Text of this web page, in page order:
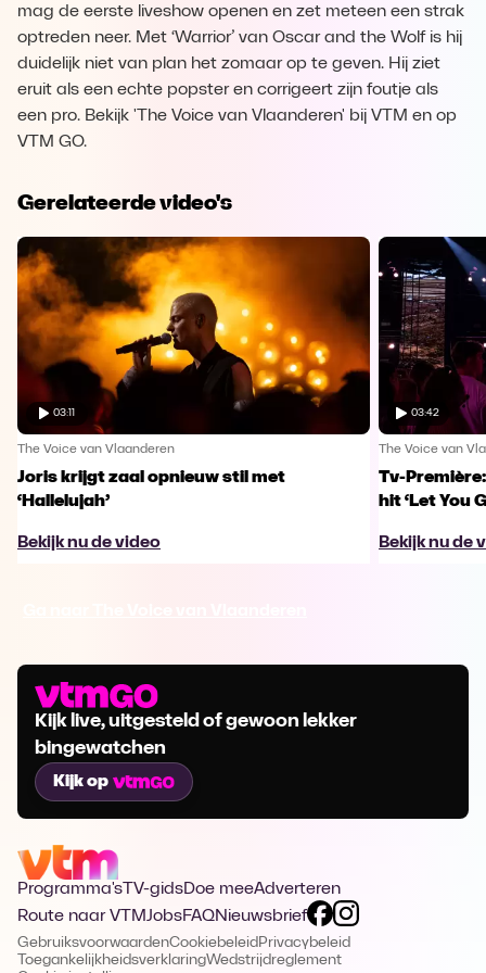
mag de eerste liveshow openen en zet meteen een strak
optreden neer. Met ‘Warrior’ van Oscar and the Wolf is hij
duidelijk niet van plan het zomaar op te geven. Hij ziet
eruit als een echte popster en corrigeert zijn foutje als
een pro. Bekijk 'The Voice van Vlaanderen' bij VTM en op
VTM GO.
Gerelateerde video's
03:11
The Voice van Vlaanderen
Joris krijgt zaal opnieuw stil met
‘Hallelujah’
Bekijk nu de video
03:42
The Voice van
Tv-
hit ‘Let You
Bekijk nu de
Kijk live, uitgesteld of gewoon lekker
bingewatchen
Kijk op
Programma's TV-gidsDoe meeAdverteren
Route naar VTMJobsFAQNieuwsbrief
GebruiksvoorwaardenCookiebeleid Privacybeleid
ToegankelijkheidsverklaringWedstrijdreglement